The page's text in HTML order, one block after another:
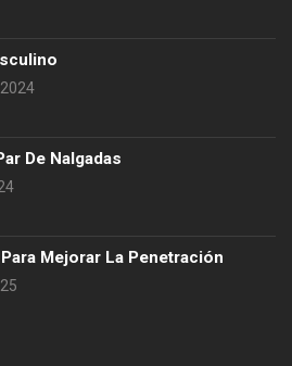
De Nalgadas
Mejorar La Penetración